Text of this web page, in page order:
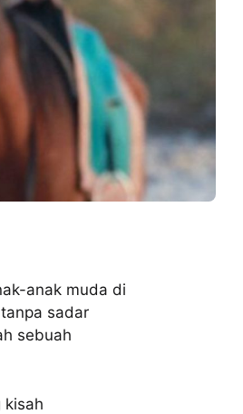
anak muda di
sadar
sebuah
kisah